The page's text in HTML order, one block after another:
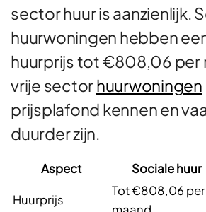
sector huur is aanzienlijk.
huurwoningen hebben
huurprijs tot €808,06 per
vrije sectorhuurwoningen
prijsplafond kennen en
duurder zijn.
Aspect Sociale huur
Huurprijs
Tot €808,06 per